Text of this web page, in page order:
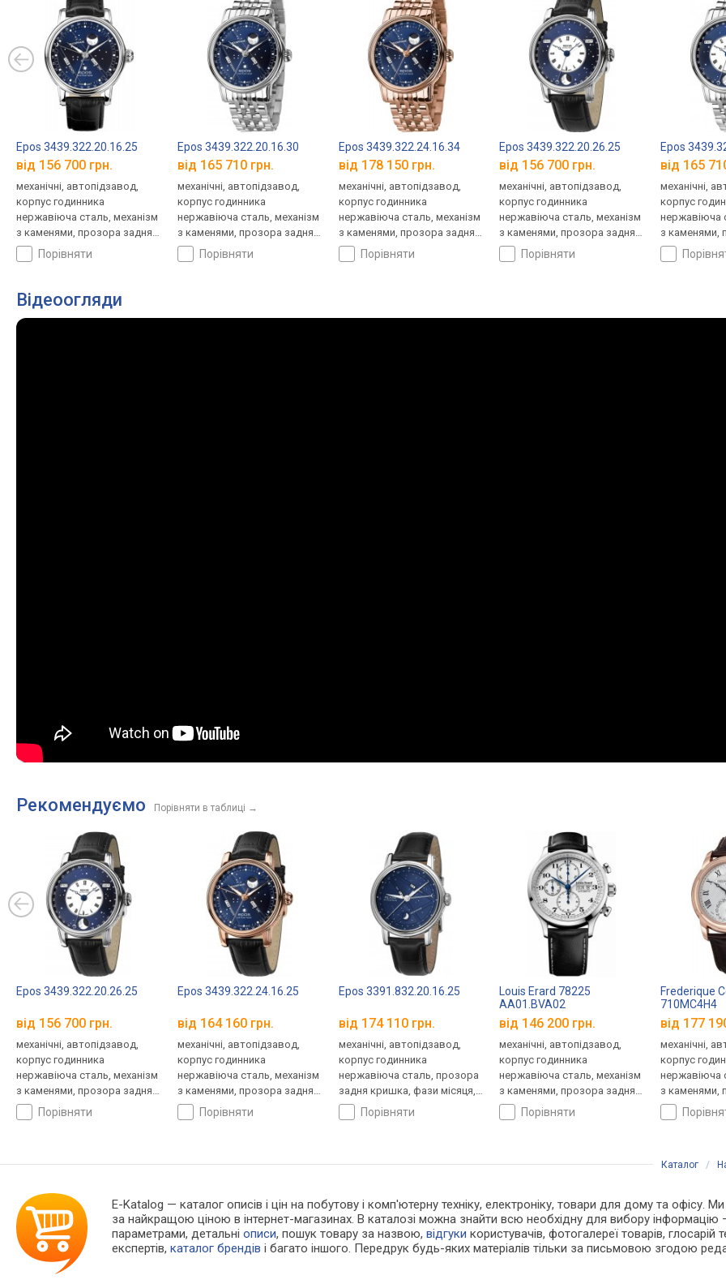
Epos 3439.322.20.16.25
від 156 700 грн.
механічні, автопідзавод,
корпус годинника
нержавіюча сталь, механізм
з каменями, прозора задня
кришка, фази місяця,
ремінець: ремінець
порівняти
Epos 3439.322.20.16.30
від 165 710 грн.
механічні, автопідзавод,
корпус годинника
нержавіюча сталь, механізм
з каменями, прозора задня
кришка, фази місяця,
ремінець: браслет сталь, WR
порівняти
Epos 3439.322.24.16.34
від 178 150 грн.
механічні, автопідзавод,
корпус годинника
нержавіюча сталь, механізм
з каменями, прозора задня
кришка, фази місяця,
ремінець: браслет сталь, WR
порівняти
Epos 3439.322.20.26.25
від 156 700 грн.
механічні, автопідзавод,
корпус годинника
нержавіюча сталь, механізм
з каменями, прозора задня
кришка, фази місяця,
ремінець: ремінець
порівняти
Epos
від 165
механічні,
корпус
нержавіюча
з каменями,
кришка, фази
ремінець:
Відеоогляди
Рекомендуємо Порівняти в таблиці →
Epos 3439.322.20.26.25
від 156 700 грн.
механічні, автопідзавод,
корпус годинника
нержавіюча сталь, механізм
з каменями, прозора задня
кришка, фази місяця,
ремінець: ремінець
порівняти
Epos 3439.322.24.16.25
від 164 160 грн.
механічні, автопідзавод,
корпус годинника
нержавіюча сталь, механізм
з каменями, прозора задня
кришка, фази місяця,
ремінець: ремінець
порівняти
Epos 3391.832.20.16.25
від 174 110 грн.
механічні, автопідзавод,
корпус годинника
нержавіюча сталь, прозора
задня кришка, фази місяця,
ремінець: ремінець
шкіряний, WR 50, Швейцарія
порівняти
Louis Erard 78225
AA01.BVA02
від 146 200 грн.
механічні, автопідзавод,
корпус годинника
нержавіюча сталь, механізм
з каменями, прозора задня
кришка, ремінець: ремінець
шкіряний, WR 50, Швейцарія
порівняти
Frederique
710MC4H4
від 177
механічні,
корпус
нержавіюча
з каменями,
кришка,
шкіряний,
Каталог /
E-Katalog — каталог описів і цін на побутову і комп'ютерну техніку, електроніку, товари для дому та офісу.
за найкращою ціною в інтернет-магазинах. В каталозі можна знайти всю необхідну для вибору
параметрами, детальніописи, пошук товару за назвою,відгуки користувачів, фотогалереї товарів, глосарій
експертів,каталог брендів і багато іншого. Передрук будь-яких матеріалів тільки за письмовою згодою